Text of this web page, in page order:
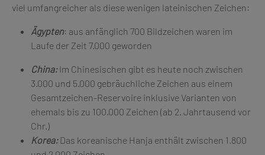
viel umfangreicher als diese wenigen lateinischen Zeichen:
Ägypten: aus anfänglich 700 Bildzeichen waren im
Laufe der Zeit 7.000 geworden
China:Im Chinesischen gibt es heute noch zwischen
3.000 und 5.000 gebräuchliche Zeichen aus einem
Gesamtzeichen-Reservoire inklusive Varianten von
ehemals bis zu 100.000 Zeichen (ab 2. Jahrtausend vor
Chr.)
Korea:Das koreanische Hanja enthält zwischen 1.800